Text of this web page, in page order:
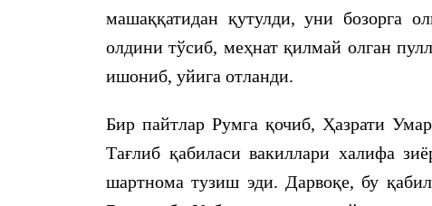
машаққатидан қутулди, уни бозорга
олдини тўсиб, меҳнат қилмай олган
ишониб, уйига отланди.
Бир пайтлар Румга қочиб, Ҳазрати
Тағлиб қабиласи вакиллари халифа
шартнома тузиш эди. Дарвоқе, бу